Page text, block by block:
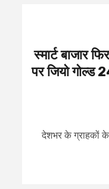
स्मार्ट बाजार
पर जियो गोल्ड
देशभर के ग्राहकों के